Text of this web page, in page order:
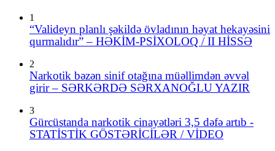
1
“Valideyn planlı şəkildə övladının həyat hekayəsini
qurmalıdır” – HƏKİM-PSİXOLOQ / II HİSSƏ
2
Narkotik bəzən sinif otağına müəllimdən əvvəl
girir – SƏRKƏRDƏ SƏRXANOĞLU YAZIR
3
Gürcüstanda narkotik cinayətləri 3,5 dəfə artıb -
STATİSTİK GÖSTƏRİCİLƏR / VİDEO